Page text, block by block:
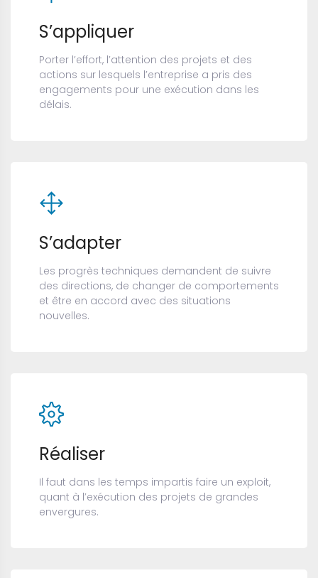
S’appliquer
Porter l’effort, l’attention des projets et des
actions sur lesquels l’entreprise a pris des
engagements pour une exécution dans les
délais.
S’adapter
Les progrès techniques demandent de suivre
des directions, de changer de comportements
et être en accord avec des situations
nouvelles.
Réaliser
Il faut dans les temps impartis faire un exploit,
quant à l’exécution des projets de grandes
envergures.